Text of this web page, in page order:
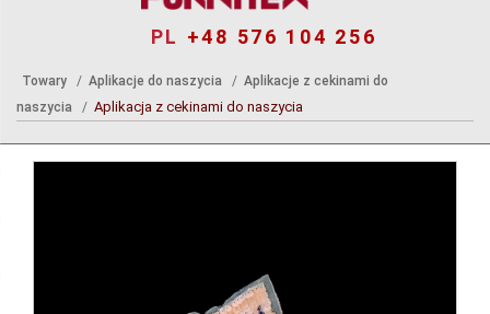
PL +48 576 104 256
Towary Aplikacje do naszycia
Aplikacje z cekinami do
naszycia
Aplikacja z cekinami do naszycia